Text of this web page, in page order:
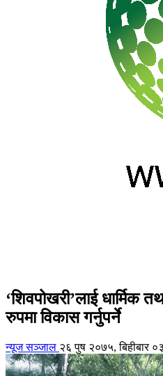
‘शिवपोखरी’लाई धार्मिक
रुपमा विकास गर्नुपर्ने
न्यूज सञ्जाल २६ पुष २०७५, बिहीबार